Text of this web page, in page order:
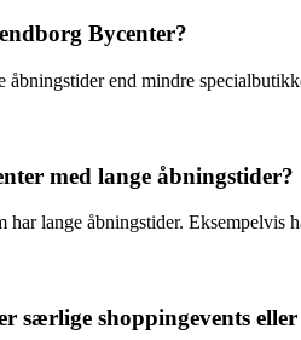
Bycenter?
end mindre
med lange åbningstider?
lange åbningstider. Eksempelvis
særlige shoppingevents eller